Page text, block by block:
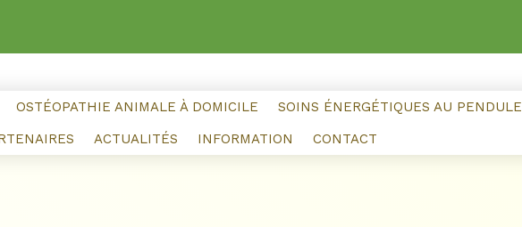
OSTÉOPATHIE ANIMALE À DOMICILE SOINS ÉNERGÉTIQUES AU PENDULE
ACTUALITÉS INFORMATION CONTACT